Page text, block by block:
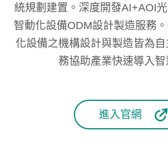
統規劃建置。深度開發AI+AOI
智動化設備ODM設計製造服務
化設備之機構設計與製造皆為
務協助產業快速導入智
進入官網